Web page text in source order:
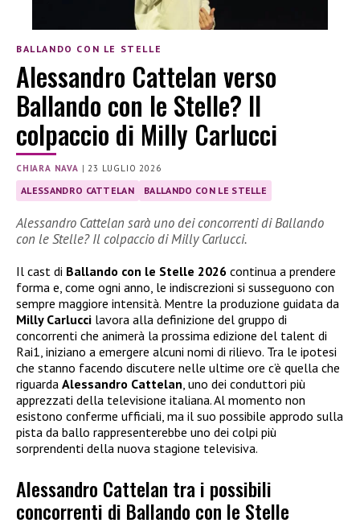
BALLANDO CON LE STELLE
Alessandro Cattelan verso
Ballando con le Stelle? Il
colpaccio di Milly Carlucci
CHIARA NAVA |23 LUGLIO 2026
ALESSANDRO CATTELAN BALLANDO CON LE STELLE
Alessandro Cattelan sarà uno dei concorrenti di Ballando
con le Stelle? Il colpaccio di Milly Carlucci.
Il cast di Ballando con le Stelle 2026 continua a prendere
forma e, come ogni anno, le indiscrezioni si susseguono con
sempre maggiore intensità. Mentre la produzione guidata da
Milly Carlucci lavora alla definizione del gruppo di
concorrenti che animerà la prossima edizione del talent di
Rai1, iniziano a emergere alcuni nomi di rilievo. Tra le ipotesi
che stanno facendo discutere nelle ultime ore c’è quella che
riguarda Alessandro Cattelan, uno dei conduttori più
apprezzati della televisione italiana. Al momento non
esistono conferme ufficiali, ma il suo possibile approdo sulla
pista da ballo rappresenterebbe uno dei colpi più
sorprendenti della nuova stagione televisiva.
Alessandro Cattelan tra i possibili
concorrenti di Ballando con le Stelle